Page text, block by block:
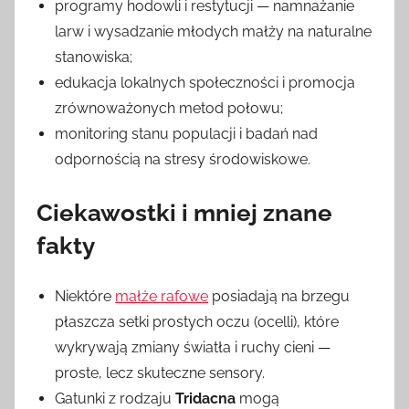
programy hodowli i restytucji — namnażanie
larw i wysadzanie młodych małży na naturalne
stanowiska;
edukacja lokalnych społeczności i promocja
zrównoważonych metod połowu;
monitoring stanu populacji i badań nad
odpornością na stresy środowiskowe.
Ciekawostki i mniej znane
fakty
Niektóre małże rafowe posiadają na brzegu
płaszcza setki prostych oczu (ocelli), które
wykrywają zmiany światła i ruchy cieni —
proste, lecz skuteczne sensory.
Gatunki z rodzaju Tridacna mogą